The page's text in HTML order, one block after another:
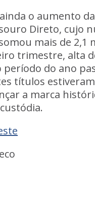
o aumento
Direto, cujo
mais de 2,1
trimestre, alta
do ano
títulos estiveram
a marca